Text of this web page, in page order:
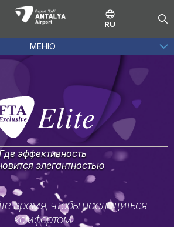
RU
МЕНЮ
эффективность
элегантностью
время, чтобы насладиться
комфортом